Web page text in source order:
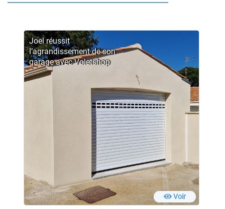
Joel réussit
l’agrandissement de son
garage avec Voletshop
Voir